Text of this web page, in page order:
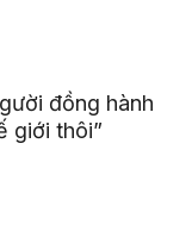
đồng hành
giới thôi”